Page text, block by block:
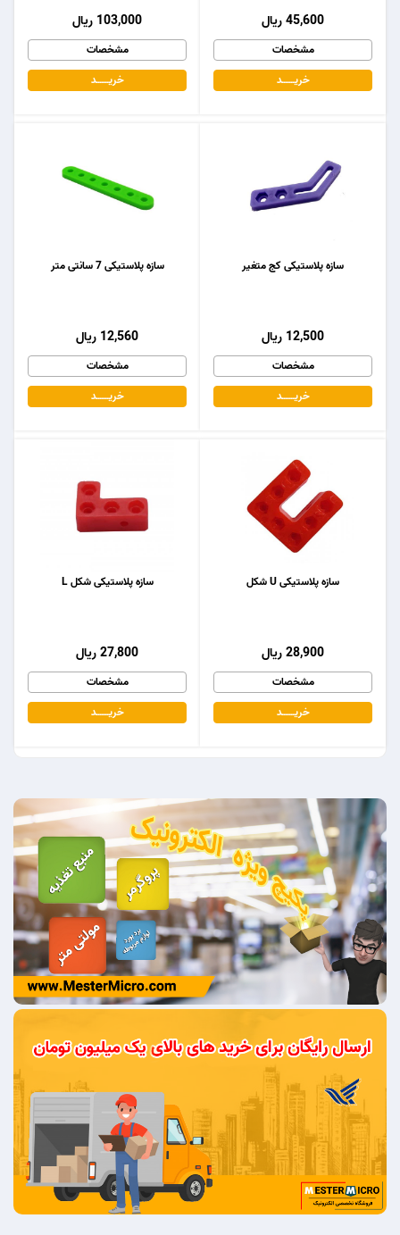
103,000 ریال
مشخصات
خریـــــــد
45,600 ریال
مشخصات
خریـــــــد
سازه پلاستیکی 7 سانتی متر
12,560 ریال
مشخصات
خریـــــــد
سازه پلاستیکی کج متغیر
12,500 ریال
مشخصات
خریـــــــد
سازه پلاستیکی شکل L
27,800 ریال
مشخصات
خریـــــــد
سازه پلاستیکی U شکل
28,900 ریال
مشخصات
خریـــــــد